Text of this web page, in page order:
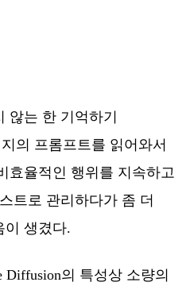
않는 한 기억하기
의 프롬프트를 읽어와서
효율적인 행위를 지속하고
트로 관리하다가 좀 더
이 생겼다.
Diffusion의 특성상 소량의